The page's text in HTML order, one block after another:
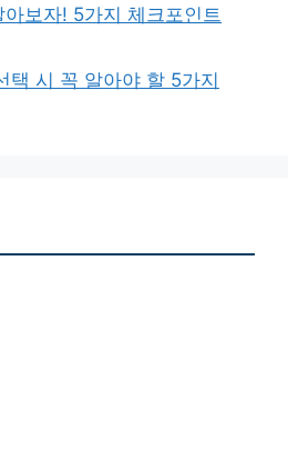
보자! 5가지 체크포인트
택 시 꼭 알아야 할 5가지